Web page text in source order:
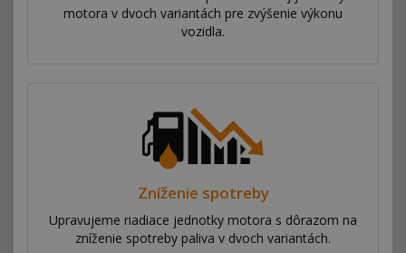
motora v dvoch variantách pre zvýšenie výkonu
vozidla.
Zníženie spotreby
Upravujeme riadiace jednotky motora s dôrazom na
zníženie spotreby paliva v dvoch variantách.